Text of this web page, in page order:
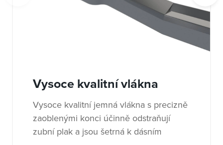
Vysoce kvalitní vlákna
Vysoce kvalitní jemná vlákna s precizně
zaoblenými konci účinně odstraňují
zubní plak a jsou šetrná k dásním